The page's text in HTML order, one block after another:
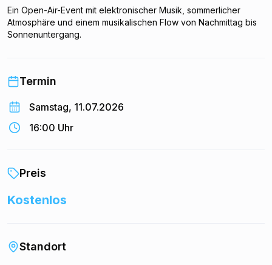
Ein Open-Air-Event mit elektronischer Musik, sommerlicher
Atmosphäre und einem musikalischen Flow von Nachmittag bis
Sonnenuntergang.
Der Eintritt ist frei.
Genres:
Tech House / Indie Dance / Melodic
Free Entry
Instagram:
Termin
Samstag, 11.07.2026
16:00 Uhr
Preis
Kostenlos
Standort